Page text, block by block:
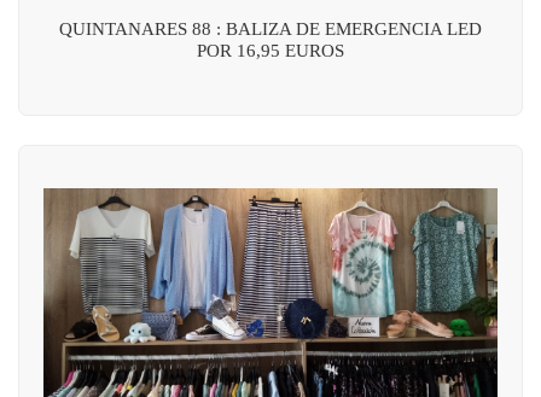
QUINTANARES 88 : BALIZA DE EMERGENCIA LED
POR 16,95 EUROS